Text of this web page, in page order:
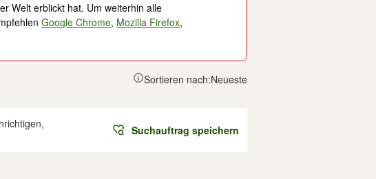
Welt erblickt hat. Um weiterhin alle
Google Chrome, Mozilla Firefox,
Sortieren nach:Neueste
Suchauftrag speichern